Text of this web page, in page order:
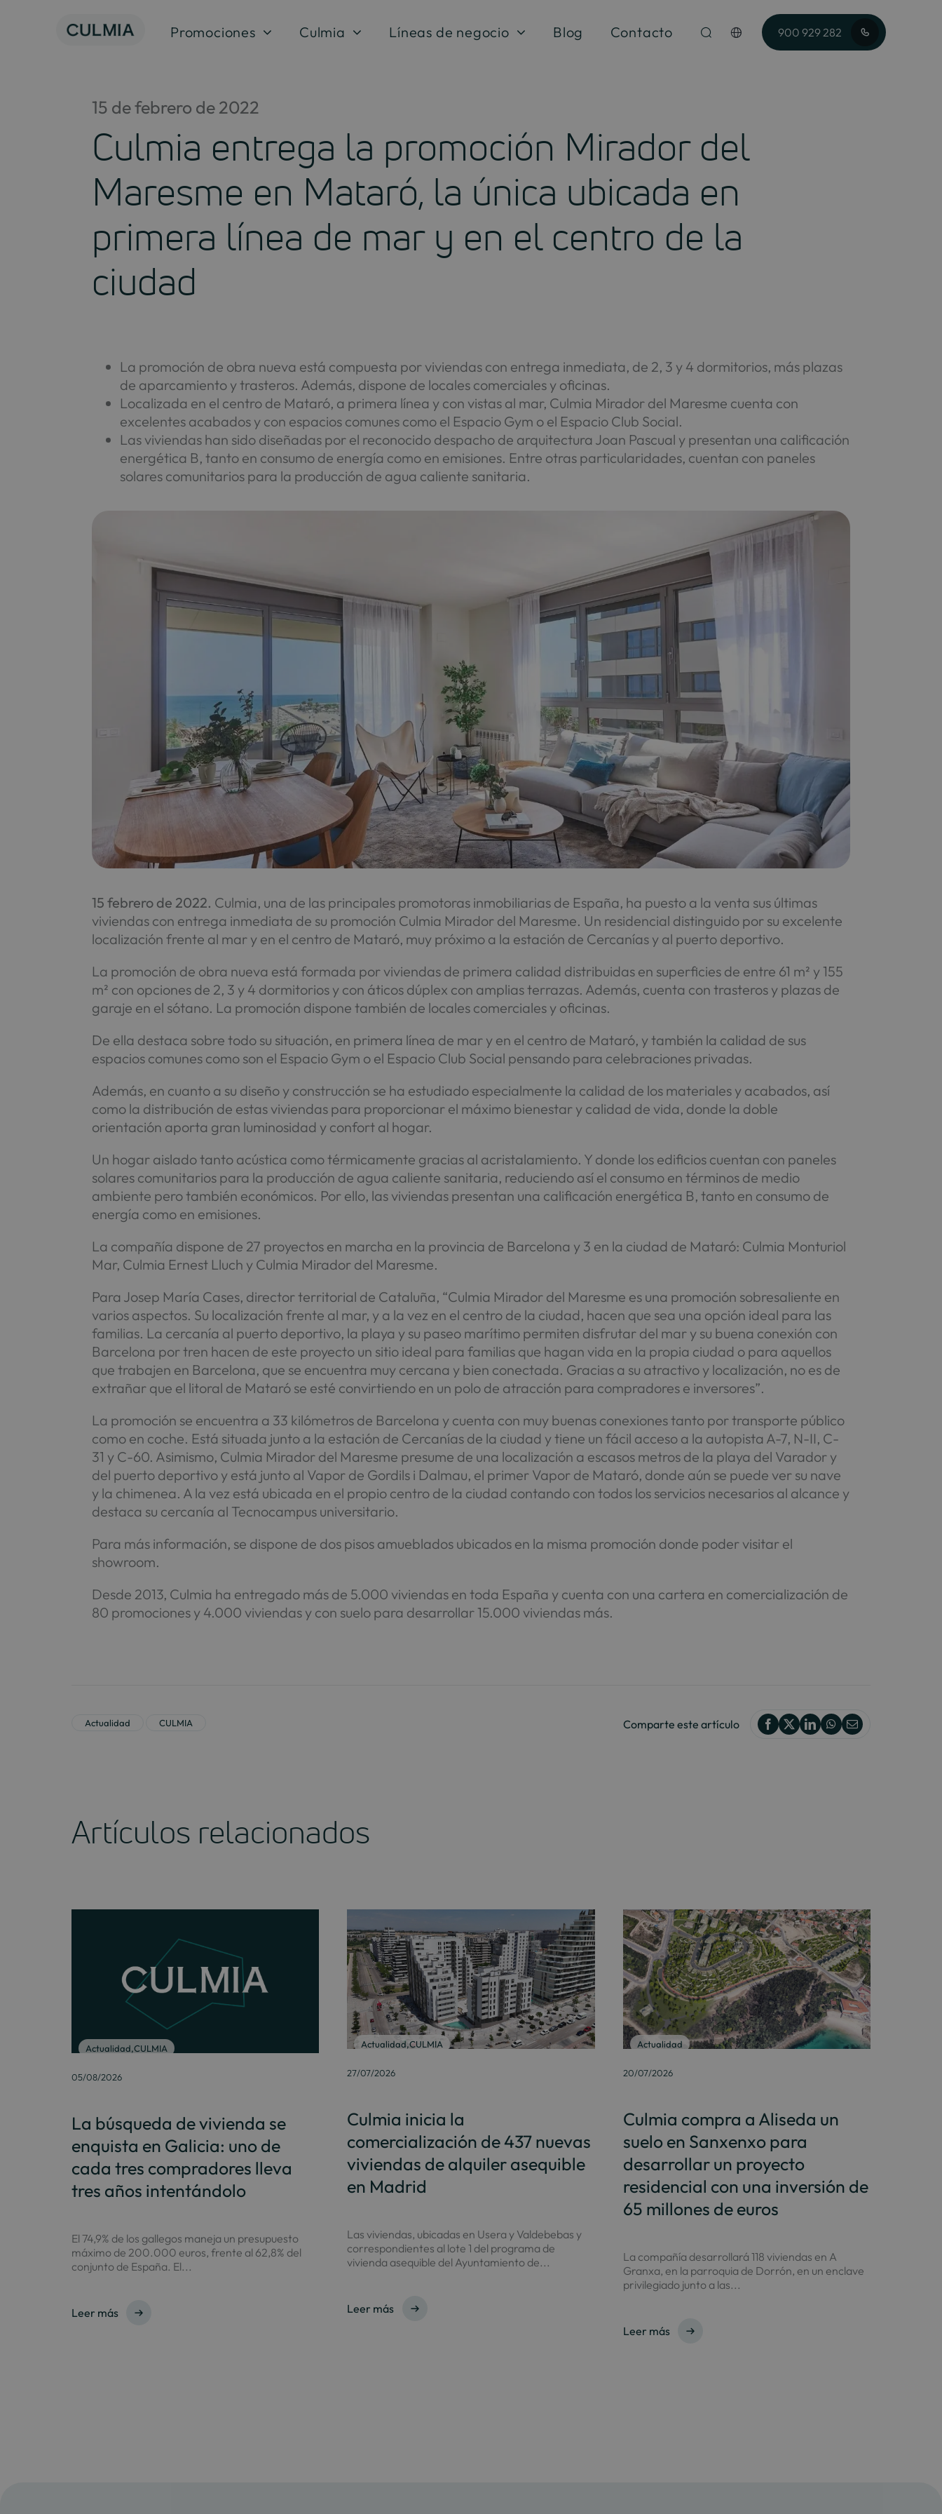
Promociones Culmia Líneas de negocio Blog Contacto 900 929 282
15 de febrero de 2022
Culmia entrega la promoción Mirador del
Maresme en Mataró, la única ubicada en
primera línea de mar y en el centro de la
ciudad
La promoción de obra nueva está compuesta por viviendas con entrega inmediata, de 2, 3 y 4 dormitorios, más plazas
de aparcamiento y trasteros. Además, dispone de locales comerciales y oficinas.
Localizada en el centro de Mataró, a primera línea y con vistas al mar, Culmia Mirador del Maresme cuenta con
excelentes acabados y con espacios comunes como el Espacio Gym o el Espacio Club Social.
Las viviendas han sido diseñadas por el reconocido despacho de arquitectura Joan Pascual y presentan una calificación
energética B, tanto en consumo de energía como en emisiones. Entre otras particularidades, cuentan con paneles
solares comunitarios para la producción de agua caliente sanitaria.
15 febrero de 2022. Culmia, una de las principales promotoras inmobiliarias de España, ha puesto a la venta sus últimas
viviendas con entrega inmediata de su promoción Culmia Mirador del Maresme. Un residencial distinguido por su excelente
localización frente al mar y en el centro de Mataró, muy próximo a la estación de Cercanías y al puerto deportivo.
La promoción de obra nueva está formada por viviendas de primera calidad distribuidas en superficies de entre 61 m² y 155
m² con opciones de 2, 3 y 4 dormitorios y con áticos dúplex con amplias terrazas. Además, cuenta con trasteros y plazas de
garaje en el sótano. La promoción dispone también de locales comerciales y oficinas.
De ella destaca sobre todo su situación, en primera línea de mar y en el centro de Mataró, y también la calidad de sus
espacios comunes como son el Espacio Gym o el Espacio Club Social pensando para celebraciones privadas.
Además, en cuanto a su diseño y construcción se ha estudiado especialmente la calidad de los materiales y acabados, así
como la distribución de estas viviendas para proporcionar el máximo bienestar y calidad de vida, donde la doble
orientación aporta gran luminosidad y confort al hogar.
Un hogar aislado tanto acústica como térmicamente gracias al acristalamiento. Y donde los edificios cuentan con paneles
solares comunitarios para la producción de agua caliente sanitaria, reduciendo así el consumo en términos de medio
ambiente pero también económicos. Por ello, las viviendas presentan una calificación energética B, tanto en consumo de
energía como en emisiones.
La compañía dispone de 27 proyectos en marcha en la provincia de Barcelona y 3 en la ciudad de Mataró: Culmia Monturiol
Mar, Culmia Ernest Lluch y Culmia Mirador del Maresme.
Para Josep María Cases, director territorial de Cataluña, “Culmia Mirador del Maresme es una promoción sobresaliente en
varios aspectos. Su localización frente al mar, y a la vez en el centro de la ciudad, hacen que sea una opción ideal para las
familias. La cercanía al puerto deportivo, la playa y su paseo marítimo permiten disfrutar del mar y su buena conexión con
Barcelona por tren hacen de este proyecto un sitio ideal para familias que hagan vida en la propia ciudad o para aquellos
que trabajen en Barcelona, que se encuentra muy cercana y bien conectada. Gracias a su atractivo y localización, no es de
extrañar que el litoral de Mataró se esté convirtiendo en un polo de atracción para compradores e inversores”.
La promoción se encuentra a 33 kilómetros de Barcelona y cuenta con muy buenas conexiones tanto por transporte público
como en coche. Está situada junto a la estación de Cercanías de la ciudad y tiene un fácil acceso a la autopista A-7, N-II, C-
31 y C-60. Asimismo, Culmia Mirador del Maresme presume de una localización a escasos metros de la playa del Varador y
del puerto deportivo y está junto al Vapor de Gordils i Dalmau, el primer Vapor de Mataró, donde aún se puede ver su nave
y la chimenea. A la vez está ubicada en el propio centro de la ciudad contando con todos los servicios necesarios al alcance y
destaca su cercanía al Tecnocampus universitario.
Para más información, se dispone de dos pisos amueblados ubicados en la misma promoción donde poder visitar el
showroom.
Desde 2013, Culmia ha entregado más de 5.000 viviendas en toda España y cuenta con una cartera en comercialización de
80 promociones y 4.000 viviendas y con suelo para desarrollar 15.000 viviendas más.
Actualidad CULMIA Comparte este artículo
Artículos relacionados
Actualidad,CULMIA
05/08/2026
La búsqueda de vivienda se
enquista en Galicia: uno de
cada tres compradores lleva
tres años intentándolo
El 74,9% de los gallegos maneja un presupuesto
máximo de 200.000 euros, frente al 62,8% del
conjunto de España. El...
Leer más
Actualidad,CULMIA
27/07/2026
Culmia inicia la
comercialización de 437 nuevas
viviendas de alquiler asequible
en Madrid
Las viviendas, ubicadas en Usera y Valdebebas y
correspondientes al lote 1 del programa de
vivienda asequible del Ayuntamiento de...
Leer más
Actualidad
20/07/2026
Culmia compra a Aliseda un
suelo en Sanxenxo para
desarrollar un proyecto
residencial con una inversión de
65 millones de euros
La compañía desarrollará 118 viviendas en A
Granxa, en la parroquia de Dorrón, en un enclave
privilegiado junto a las...
Leer más